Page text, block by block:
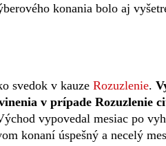
konania bolo aj
svedok v kauze Rozuzlenie.
v prípade Rozuzlenie
vypovedal mesiac po
konaní úspešný a necelý